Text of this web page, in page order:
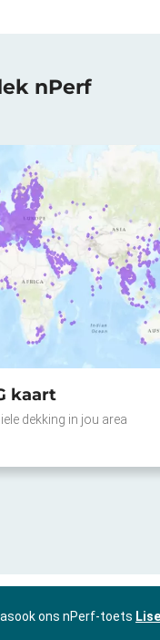
nPerf
kaart
dekking in jou area
ons nPerf-toets